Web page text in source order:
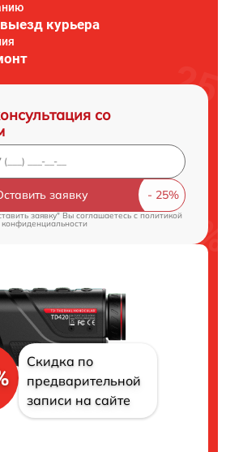
курьера
со
заявку
заявку" Вы соглашаетесь cполитикой
конфиденциальности
Скидка по
предварительной
записи на сайте